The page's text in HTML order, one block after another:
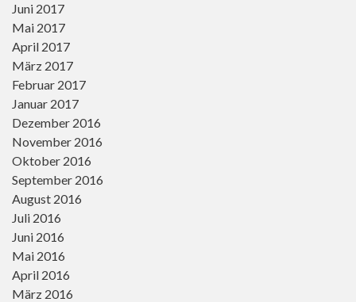
Juni 2017
Mai 2017
April 2017
März 2017
Februar 2017
Januar 2017
Dezember 2016
November 2016
Oktober 2016
September 2016
August 2016
Juli 2016
Juni 2016
Mai 2016
April 2016
März 2016